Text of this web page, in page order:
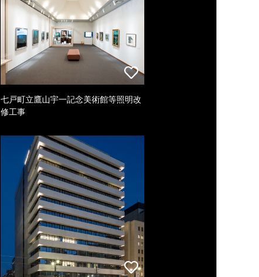
七戸町立鷹山宇一記念美術館等照明改
修工事